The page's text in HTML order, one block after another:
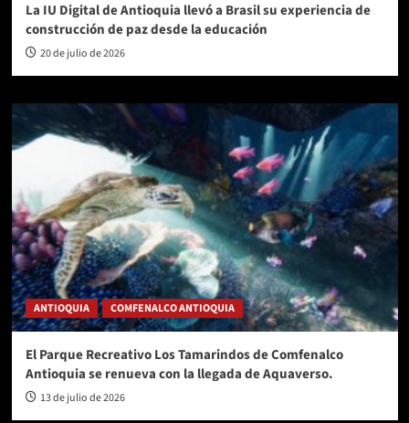
La IU Digital de Antioquia llevó a Brasil su experiencia de
construcción de paz desde la educación
20 de julio de 2026
ANTIOQUIA COMFENALCO ANTIOQUIA
El Parque Recreativo Los Tamarindos de Comfenalco
Antioquia se renueva con la llegada de Aquaverso.
13 de julio de 2026